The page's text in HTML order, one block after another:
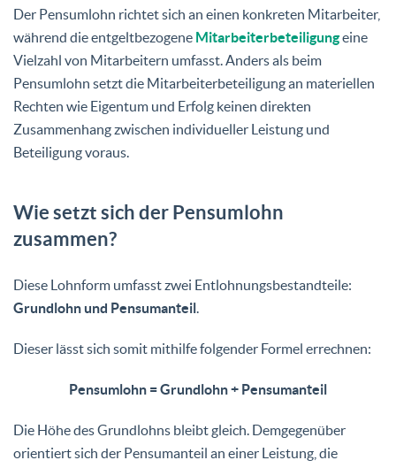
Der Pensumlohn richtet sich an einen konkreten Mitarbeiter,
während die entgeltbezogene Mitarbeiterbeteiligungeine
Vielzahl von Mitarbeitern umfasst. Anders als beim
Pensumlohn setzt die Mitarbeiterbeteiligung an materiellen
Rechten wie Eigentum und Erfolg keinen direkten
Zusammenhang zwischen individueller Leistung und
Beteiligung voraus.
Wie setzt sich der Pensumlohn
zusammen?
Diese Lohnform umfasst zwei Entlohnungsbestandteile:
Grundlohn und Pensumanteil.
Dieser lässt sich somit mithilfe folgender Formel errechnen:
Pensumlohn = Grundlohn + Pensumanteil
Die Höhe des Grundlohns bleibt gleich. Demgegenüber
orientiert sich der Pensumanteil an einer Leistung, die